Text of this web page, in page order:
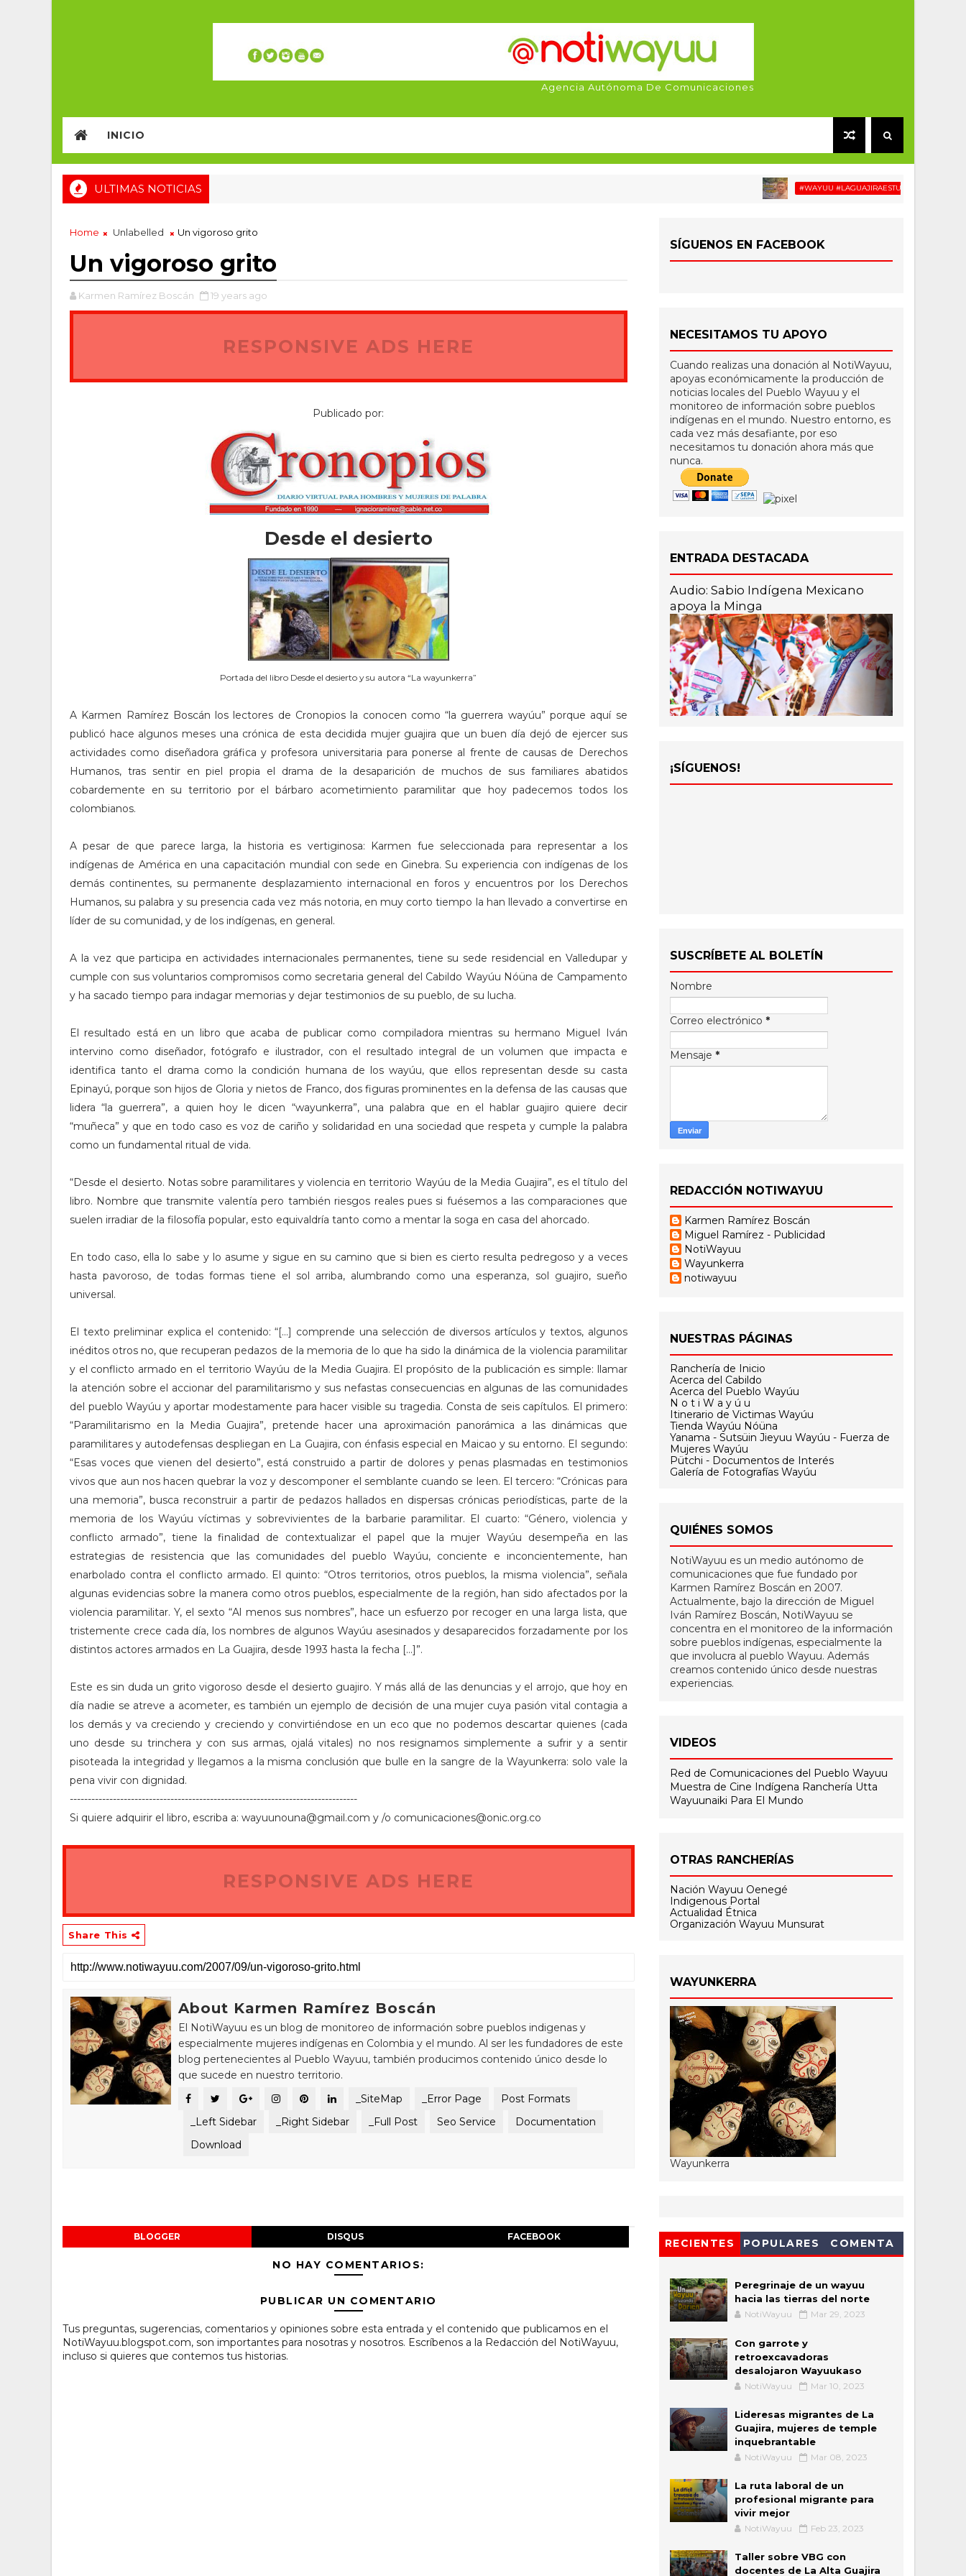
Agencia Autónoma De Comunicaciones
INICIO
ULTIMAS NOTICIAS #WAYUU #LAGUAJIRAESTUCASA #MIGRACIÓN
Home Unlabelled Un vigoroso grito
Un vigoroso grito
Karmen Ramírez Boscán 19 years ago
RESPONSIVE ADS HERE
Publicado por:
Desde el desierto
Portada del libro Desde el desierto y su autora “La wayunkerra”
A Karmen Ramírez Boscán los lectores de Cronopios la conocen como “la guerrera wayúu” porque aquí se
publicó hace algunos meses una crónica de esta decidida mujer guajira que un buen día dejó de ejercer sus
actividades como diseñadora gráfica y profesora universitaria para ponerse al frente de causas de Derechos
Humanos, tras sentir en piel propia el drama de la desaparición de muchos de sus familiares abatidos
cobardemente en su territorio por el bárbaro acometimiento paramilitar que hoy padecemos todos los
colombianos.
A pesar de que parece larga, la historia es vertiginosa: Karmen fue seleccionada para representar a los
indígenas de América en una capacitación mundial con sede en Ginebra. Su experiencia con indígenas de los
demás continentes, su permanente desplazamiento internacional en foros y encuentros por los Derechos
Humanos, su palabra y su presencia cada vez más notoria, en muy corto tiempo la han llevado a convertirse en
líder de su comunidad, y de los indígenas, en general.
A la vez que participa en actividades internacionales permanentes, tiene su sede residencial en Valledupar y
cumple con sus voluntarios compromisos como secretaria general del Cabildo Wayúu Nóüna de Campamento
y ha sacado tiempo para indagar memorias y dejar testimonios de su pueblo, de su lucha.
El resultado está en un libro que acaba de publicar como compiladora mientras su hermano Miguel Iván
intervino como diseñador, fotógrafo e ilustrador, con el resultado integral de un volumen que impacta e
identifica tanto el drama como la condición humana de los wayúu, que ellos representan desde su casta
Epinayú, porque son hijos de Gloria y nietos de Franco, dos figuras prominentes en la defensa de las causas que
lidera “la guerrera”, a quien hoy le dicen “wayunkerra”, una palabra que en el hablar guajiro quiere decir
“muñeca” y que en todo caso es voz de cariño y solidaridad en una sociedad que respeta y cumple la palabra
como un fundamental ritual de vida.
“Desde el desierto. Notas sobre paramilitares y violencia en territorio Wayúu de la Media Guajira”, es el título del
libro. Nombre que transmite valentía pero también riesgos reales pues si fuésemos a las comparaciones que
suelen irradiar de la filosofía popular, esto equivaldría tanto como a mentar la soga en casa del ahorcado.
En todo caso, ella lo sabe y lo asume y sigue en su camino que si bien es cierto resulta pedregoso y a veces
hasta pavoroso, de todas formas tiene el sol arriba, alumbrando como una esperanza, sol guajiro, sueño
universal.
El texto preliminar explica el contenido: “[…] comprende una selección de diversos artículos y textos, algunos
inéditos otros no, que recuperan pedazos de la memoria de lo que ha sido la dinámica de la violencia paramilitar
y el conflicto armado en el territorio Wayúu de la Media Guajira. El propósito de la publicación es simple: llamar
la atención sobre el accionar del paramilitarismo y sus nefastas consecuencias en algunas de las comunidades
del pueblo Wayúu y aportar modestamente para hacer visible su tragedia. Consta de seis capítulos. El primero:
“Paramilitarismo en la Media Guajira”, pretende hacer una aproximación panorámica a las dinámicas que
paramilitares y autodefensas despliegan en La Guajira, con énfasis especial en Maicao y su entorno. El segundo:
“Esas voces que vienen del desierto”, está construido a partir de dolores y penas plasmadas en testimonios
vivos que aun nos hacen quebrar la voz y descomponer el semblante cuando se leen. El tercero: “Crónicas para
una memoria”, busca reconstruir a partir de pedazos hallados en dispersas crónicas periodísticas, parte de la
memoria de los Wayúu víctimas y sobrevivientes de la barbarie paramilitar. El cuarto: “Género, violencia y
conflicto armado”, tiene la finalidad de contextualizar el papel que la mujer Wayúu desempeña en las
estrategias de resistencia que las comunidades del pueblo Wayúu, conciente e inconcientemente, han
enarbolado contra el conflicto armado. El quinto: “Otros territorios, otros pueblos, la misma violencia”, señala
algunas evidencias sobre la manera como otros pueblos, especialmente de la región, han sido afectados por la
violencia paramilitar. Y, el sexto “Al menos sus nombres”, hace un esfuerzo por recoger en una larga lista, que
tristemente crece cada día, los nombres de algunos Wayúu asesinados y desaparecidos forzadamente por los
distintos actores armados en La Guajira, desde 1993 hasta la fecha [...]”.
Este es sin duda un grito vigoroso desde el desierto guajiro. Y más allá de las denuncias y el arrojo, que hoy en
día nadie se atreve a acometer, es también un ejemplo de decisión de una mujer cuya pasión vital contagia a
los demás y va creciendo y creciendo y convirtiéndose en un eco que no podemos descartar quienes (cada
uno desde su trinchera y con sus armas, ojalá vitales) no nos resignamos simplemente a sufrir y a sentir
pisoteada la integridad y llegamos a la misma conclusión que bulle en la sangre de la Wayunkerra: solo vale la
pena vivir con dignidad.
--------------------------------------------------------------------------------
Si quiere adquirir el libro, escriba a: wayuunouna@gmail.com y /o comunicaciones@onic.org.co
RESPONSIVE ADS HERE
Share This
About Karmen Ramírez Boscán
El NotiWayuu es un blog de monitoreo de información sobre pueblos indigenas y
especialmente mujeres indígenas en Colombia y el mundo. Al ser les fundadores de este
blog pertenecientes al Pueblo Wayuu, también producimos contenido único desde lo
que sucede en nuestro territorio.
_SiteMap
_Error Page
Post Formats
_Left Sidebar
_Right Sidebar _Full Post Seo Service
Documentation
Download
BLOGGER DISQUS FACEBOOK
NO HAY COMENTARIOS:
PUBLICAR UN COMENTARIO
Tus preguntas, sugerencias, comentarios y opiniones sobre esta entrada y el contenido que publicamos en el
NotiWayuu.blogspot.com, son importantes para nosotras y nosotros. Escríbenos a la Redacción del NotiWayuu,
incluso si quieres que contemos tus historias.
SÍGUENOS EN FACEBOOK
NECESITAMOS TU APOYO
Cuando realizas una donación al NotiWayuu,
apoyas económicamente la producción de
noticias locales del Pueblo Wayuu y el
monitoreo de información sobre pueblos
indígenas en el mundo. Nuestro entorno, es
cada vez más desafiante, por eso
necesitamos tu donación ahora más que
nunca.
ENTRADA DESTACADA
Audio: Sabio Indígena Mexicano
apoya la Minga
¡SÍGUENOS!
SUSCRÍBETE AL BOLETÍN
Nombre
Correo electrónico *
Mensaje *
REDACCIÓN NOTIWAYUU
Karmen Ramírez Boscán
Miguel Ramírez - Publicidad
NotiWayuu
Wayunkerra
notiwayuu
NUESTRAS PÁGINAS
Ranchería de Inicio
Acerca del Cabildo
Acerca del Pueblo Wayúu
N o t i W a y ú u
Itinerario de Victimas Wayúu
Tienda Wayúu Nóüna
Yanama - Sutsüin Jieyuu Wayúu - Fuerza de
Mujeres Wayúu
Pütchi - Documentos de Interés
Galería de Fotografías Wayúu
QUIÉNES SOMOS
NotiWayuu es un medio autónomo de
comunicaciones que fue fundado por
Karmen Ramírez Boscán en 2007.
Actualmente, bajo la dirección de Miguel
Iván Ramírez Boscán, NotiWayuu se
concentra en el monitoreo de la información
sobre pueblos indígenas, especialmente la
que involucra al pueblo Wayuu. Además
creamos contenido único desde nuestras
experiencias.
VIDEOS
Red de Comunicaciones del Pueblo Wayuu
Muestra de Cine Indígena Ranchería Utta
Wayuunaiki Para El Mundo
OTRAS RANCHERÍAS
Nación Wayuu Oenegé
Indigenous Portal
Actualidad Étnica
Organización Wayuu Munsurat
WAYUNKERRA
Wayunkerra
RECIENTES POPULARES COMENTA
Peregrinaje de un wayuu
hacia las tierras del norte
NotiWayuu Mar 29, 2023
Con garrote y
retroexcavadoras
desalojaron Wayuukaso
NotiWayuu Mar 10, 2023
Lideresas migrantes de La
Guajira, mujeres de temple
inquebrantable
NotiWayuu Mar 08, 2023
La ruta laboral de un
profesional migrante para
vivir mejor
NotiWayuu Feb 23, 2023
Taller sobre VBG con
docentes de La Alta Guajira